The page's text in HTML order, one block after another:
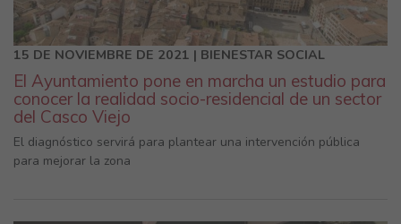
15 DE NOVIEMBRE DE 2021 | BIENESTAR SOCIAL
El Ayuntamiento pone en marcha un estudio para
conocer la realidad socio-residencial de un sector
del Casco Viejo
El diagnóstico servirá para plantear una intervención pública
para mejorar la zona